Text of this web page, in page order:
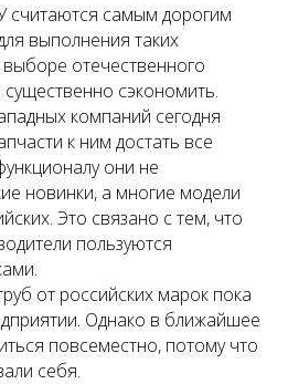
считаются самым дорогим
выполнения таких
отечественного
сэкономить.
компаний сегодня
к ним достать все
они не
новинки, а многие модели
Это связано с тем, что
пользуются
от российских марок пока
Однако в ближайшее
повсеместно, потому что
себя.